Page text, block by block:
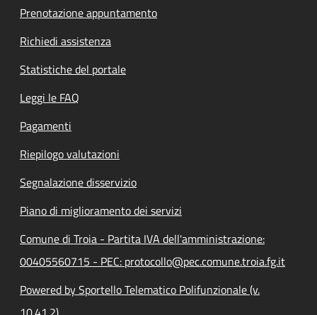
Prenotazione appuntamento
Richiedi assistenza
Statistiche del portale
Leggi le FAQ
Pagamenti
Riepilogo valutazioni
Segnalazione disservizio
Piano di miglioramento dei servizi
Comune di Troia - Partita IVA dell'amministrazione:
00405560715 - PEC: protocollo@pec.comune.troia.fg.it
Powered by Sportello Telematico Polifunzionale (v.